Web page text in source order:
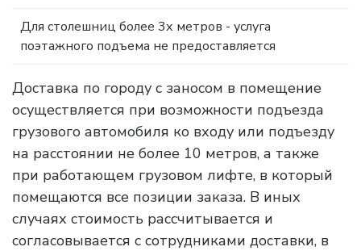
Для столешниц более 3х метров - услуга
поэтажного подъема не предоставляется
Доставка по городу с заносом в помещение
осуществляется при возможности подъезда
грузового автомобиля ко входу или подъезду
на расстоянии не более 10 метров, а также
при работающем грузовом лифте, в который
помещаются все позиции заказа. В иных
случаях стоимость рассчитывается и
согласовывается с сотрудниками доставки, в